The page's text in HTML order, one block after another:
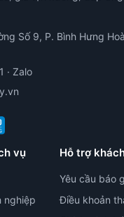
Số 9, P. Bình Hưng
· Zalo
vụ
nghiệp
Hỗ trợ
Yêu cầu báo
Điều khoản